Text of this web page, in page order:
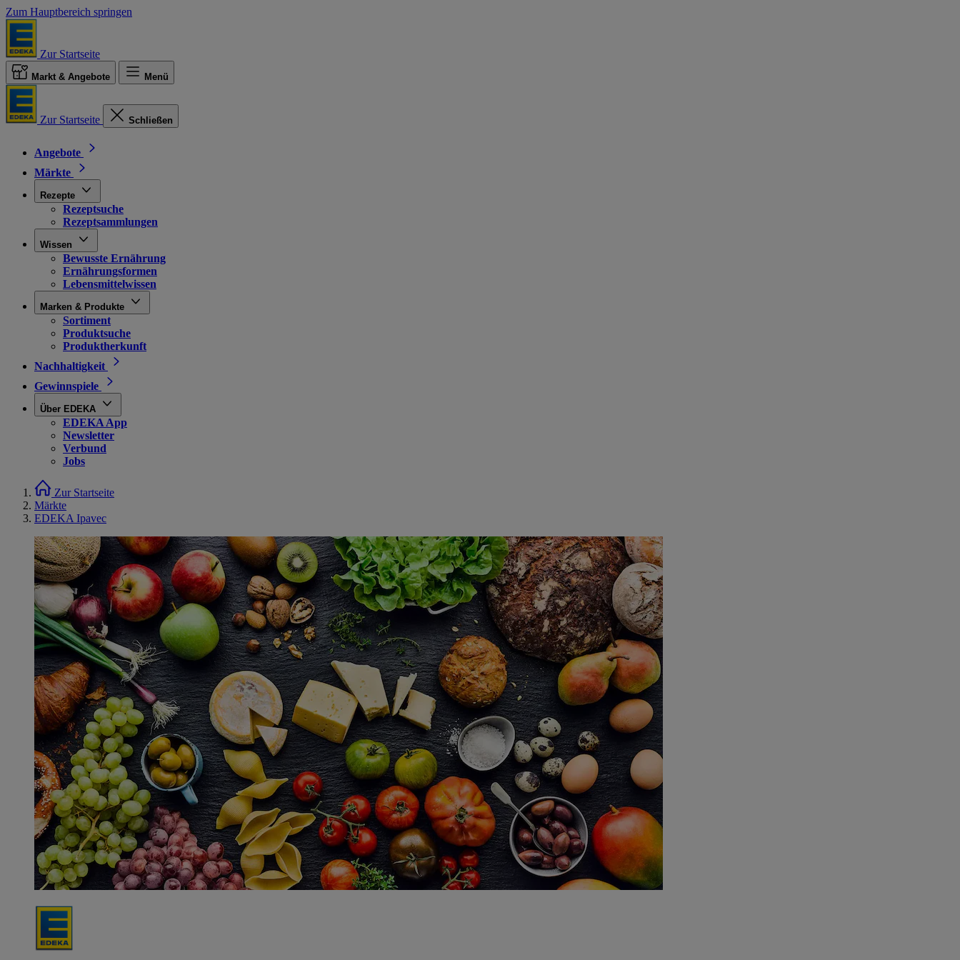
Zum Hauptbereich springen
Zur Startseite
Markt & Angebote Menü
Zur Startseite Schließen
Angebote
Märkte
Rezepte
Rezeptsuche
Rezeptsammlungen
Wissen
Bewusste Ernährung
Ernährungsformen
Lebensmittelwissen
Marken & Produkte
Sortiment
Produktsuche
Produktherkunft
Nachhaltigkeit
Gewinnspiele
Über EDEKA
EDEKA App
Newsletter
Verbund
Jobs
Zur Startseite
Märkte
EDEKA Ipavec